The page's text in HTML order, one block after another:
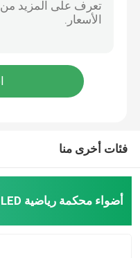
أضواء LED الخطية عالية خليج
مصابيح المناطق الخارجية
فئات أخرى منا
أضواء محكمة رياضية LED